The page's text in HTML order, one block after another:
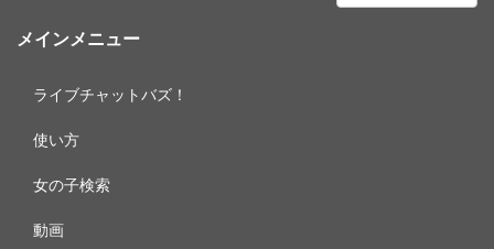
メインメニュー
ライブチャットバズ！
使い方
女の子検索
動画